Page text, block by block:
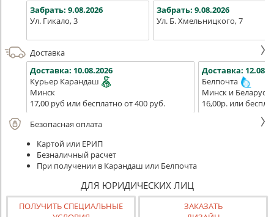
Забрать: 9.08.2026
Ул. Гикало, 3
Забрать: 9.08.2026
Ул. Б. Хмельницкого, 7
Доставка
Доставка: 10.08.2026
Курьер Карандаш
Минск
17,00 руб или бесплатно от 400 руб.
Доставка:
Белпочта
Минск и Беларусь
16,00р. или
Безопасная оплата
Картой или ЕРИП
Безналичный расчет
При получении в Карандаш или Белпочта
ДЛЯ ЮРИДИЧЕСКИХ ЛИЦ
ПОЛУЧИТЬ СПЕЦИАЛЬНЫЕ
ЗАКАЗАТЬ